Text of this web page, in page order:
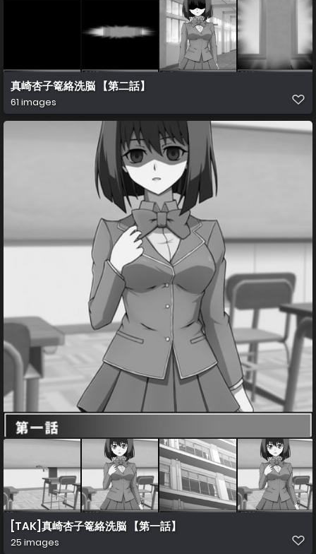
真崎杏子篭絡洗脳 【第二話】
61 images
[TAK]真崎杏子篭絡洗脳 【第一話】
25 images